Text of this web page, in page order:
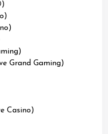
Grand Gaming)
Casino)